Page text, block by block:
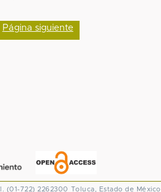
Página siguiente
(01-722) 2262300 Toluca, Estado de México.